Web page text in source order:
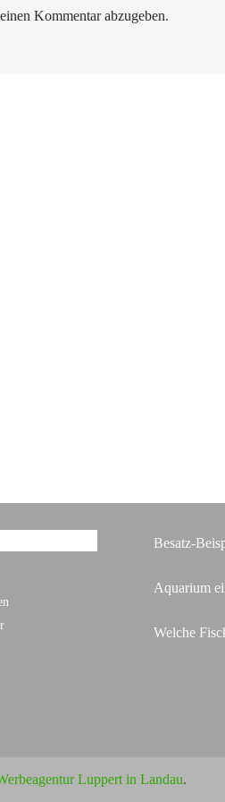
Kommentar abzugeben.
Besatz-
Aquarium
Welche
Luppert in Landau.